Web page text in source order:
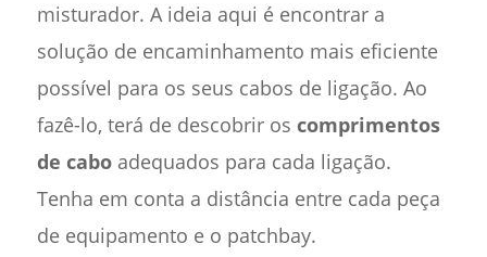
misturador. A ideia aqui é encontrar a
solução de encaminhamento mais eficiente
possível para os seus cabos de ligação. Ao
fazê-lo, terá de descobrir os comprimentos
de caboadequados para cada ligação.
Tenha em conta a distância entre cada peça
de equipamento e o patchbay.